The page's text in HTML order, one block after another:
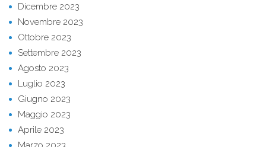
Dicembre 2023
Novembre 2023
Ottobre 2023
Settembre 2023
Agosto 2023
Luglio 2023
Giugno 2023
Maggio 2023
Aprile 2023